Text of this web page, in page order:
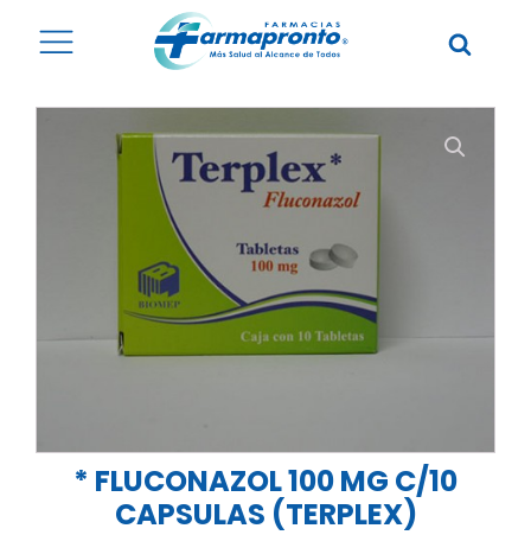
* FLUCONAZOL 100 MG C/10
CAPSULAS (TERPLEX)